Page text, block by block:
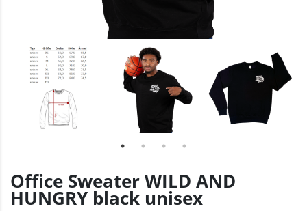
Office Sweater WILD AND
HUNGRY black unisex